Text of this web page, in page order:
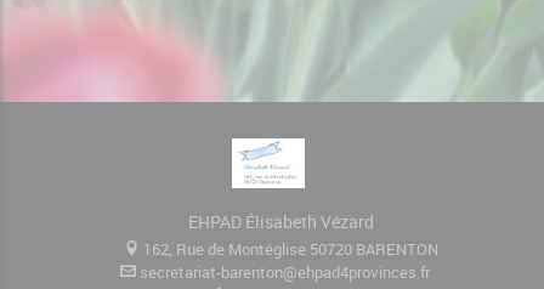
EHPAD Élisabeth Vézard
162, Rue de Montéglise 50720 BARENTON
secretariat-barenton@ehpad4provinces.fr